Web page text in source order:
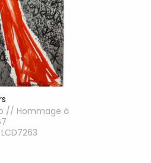
// Hommage à